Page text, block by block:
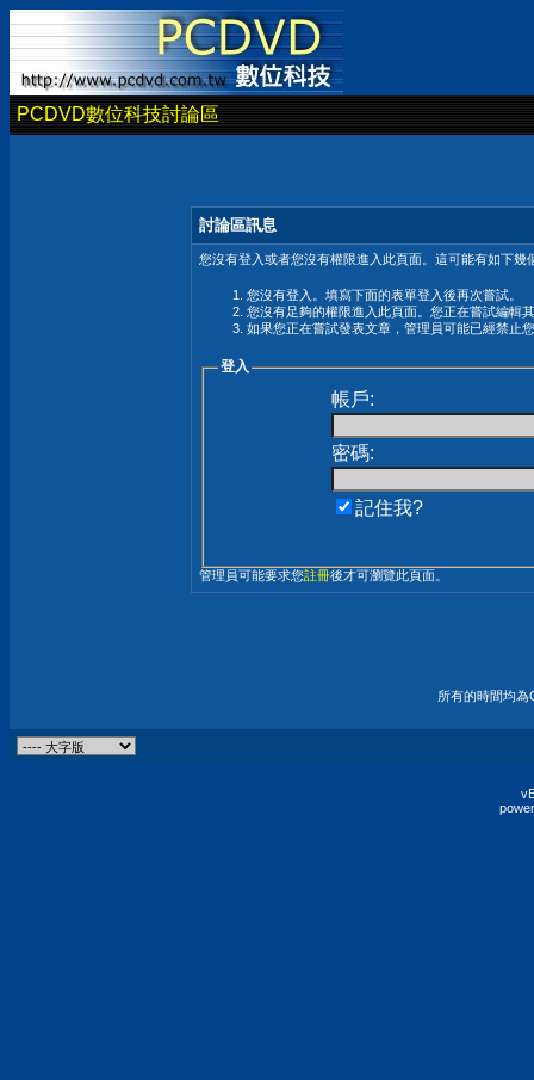
PCDVD數位科技討論區
討論區訊息
您沒有登入或者您沒有權限進入此頁面。這可能有如下幾
您沒有登入。填寫下面的表單登入後再次嘗試。
您沒有足夠的權限進入此頁面。您正在嘗試編輯
如果您正在嘗試發表文章，管理員可能已經禁止
登入
帳戶:
密碼:
記住我?
管理員可能要求您註冊後才可瀏覽此頁面。
所有的時間均為